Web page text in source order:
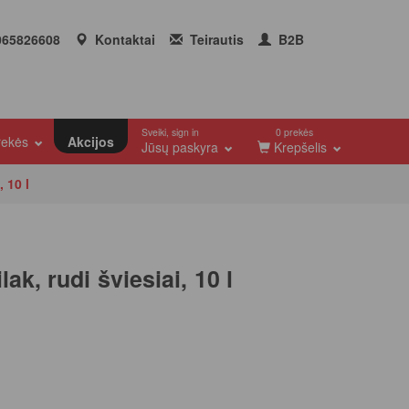
Kontaktai Teirautis B2B
Akcijos
Sveiki, sign in
Jūsų paskyra
0 prekės
Krepšelis
10 l
rudi šviesiai, 10 l